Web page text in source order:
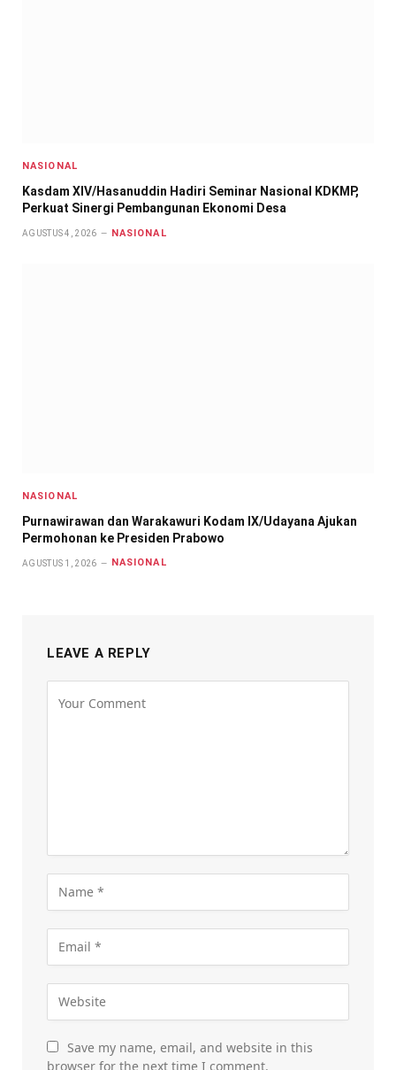
NASIONAL
Kasdam XIV/Hasanuddin Hadiri Seminar Nasional KDKMP,
Perkuat Sinergi Pembangunan Ekonomi Desa
AGUSTUS 4, 2026 NASIONAL
NASIONAL
Purnawirawan dan Warakawuri Kodam IX/Udayana Ajukan
Permohonan ke Presiden Prabowo
AGUSTUS 1, 2026 NASIONAL
LEAVE A REPLY
Save my name, email, and website in this
browser for the next time I comment.